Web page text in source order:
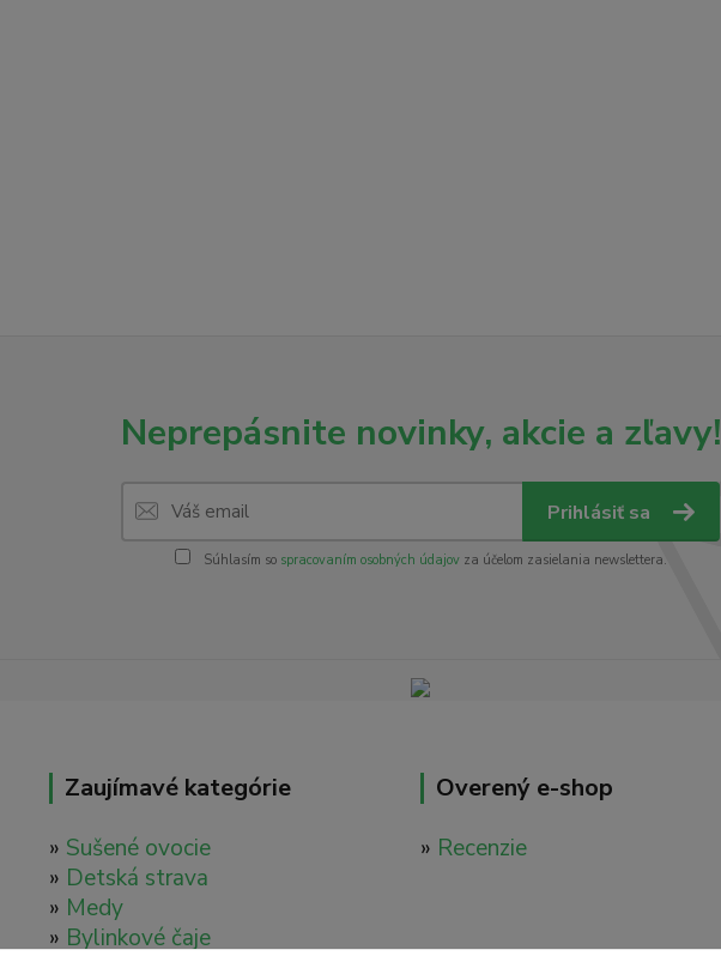
Neprepásnite novinky, akcie a zľavy!
Prihlásiť sa
Súhlasím so spracovaním osobných údajovza účelom zasielania newslettera.
Zaujímavé kategórie
» Sušené ovocie
» Detská strava
» Medy
» Bylinkové čaje
Overený e-shop
» Recenzie